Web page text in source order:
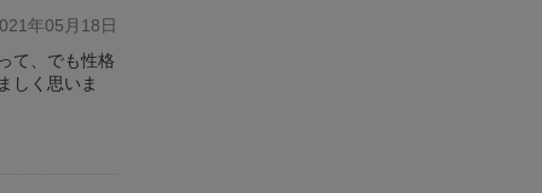
年05月18日
て、でも性格
しく思いま